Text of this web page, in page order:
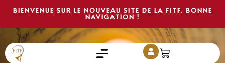
BIENVENUE SUR LE NOUVEAU SITE DE LA FITF. BONNE
NAVIGATION !